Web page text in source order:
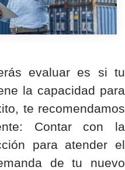
evaluar es si tu
la capacidad para
te recomendamos
Contar con la
para atender el
de tu nuevo